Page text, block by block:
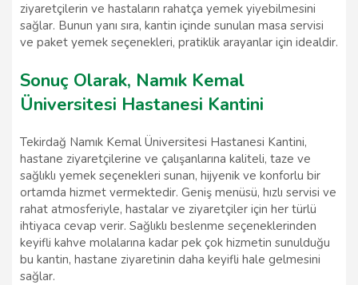
ziyaretçilerin ve hastaların rahatça yemek yiyebilmesini
sağlar. Bunun yanı sıra, kantin içinde sunulan masa servisi
ve paket yemek seçenekleri, pratiklik arayanlar için idealdir.
Sonuç Olarak, Namık Kemal
Üniversitesi Hastanesi Kantini
Tekirdağ Namık Kemal Üniversitesi Hastanesi Kantini,
hastane ziyaretçilerine ve çalışanlarına kaliteli, taze ve
sağlıklı yemek seçenekleri sunan, hijyenik ve konforlu bir
ortamda hizmet vermektedir. Geniş menüsü, hızlı servisi ve
rahat atmosferiyle, hastalar ve ziyaretçiler için her türlü
ihtiyaca cevap verir. Sağlıklı beslenme seçeneklerinden
keyifli kahve molalarına kadar pek çok hizmetin sunulduğu
bu kantin, hastane ziyaretinin daha keyifli hale gelmesini
sağlar.